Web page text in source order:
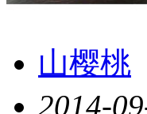
山樱桃
2014-